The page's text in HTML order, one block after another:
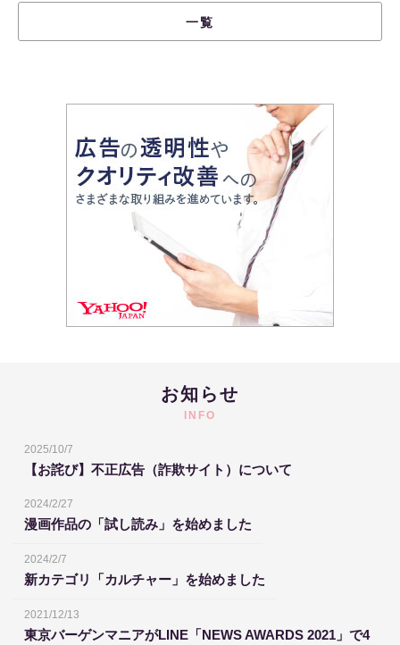
一覧
お知らせ
INFO
2025/10/7
【お詫び】不正広告（詐欺サイト）について
2024/2/27
漫画作品の「試し読み」を始めました
2024/2/7
新カテゴリ「カルチャー」を始めました
2021/12/13
東京バーゲンマニアがLINE「NEWS AWARDS 2021」で4